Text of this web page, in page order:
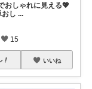
おしゃれに見える💖
し ...
15
いいね